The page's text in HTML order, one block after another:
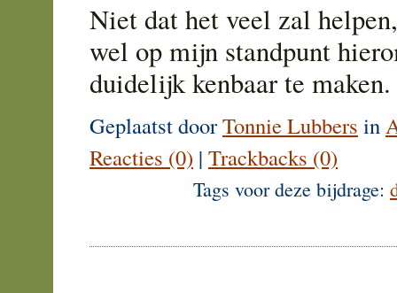
Niet dat het veel zal
wel op mijn standpunt
duidelijk kenbaar te maken.
Geplaatst doorTonnie Lubbers in
Reacties (0) | Trackbacks (0)
Tags voor deze bijdrage: